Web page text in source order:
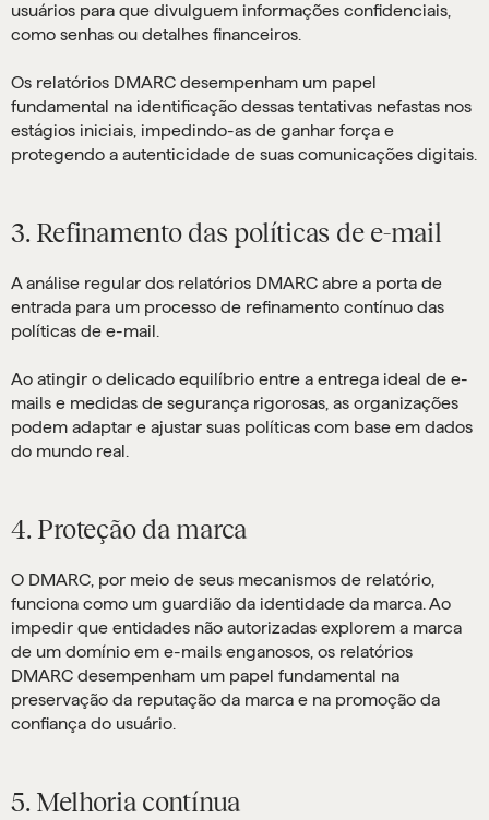
usuários para que divulguem informações confidenciais,
como senhas ou detalhes financeiros.
Os relatórios DMARC desempenham um papel
fundamental na identificação dessas tentativas nefastas nos
estágios iniciais, impedindo-as de ganhar força e
protegendo a autenticidade de suas comunicações digitais.
3. Refinamento das políticas de e-mail
A análise regular dos relatórios DMARC abre a porta de
entrada para um processo de refinamento contínuo das
políticas de e-mail.
Ao atingir o delicado equilíbrio entre a entrega ideal de e-
mails e medidas de segurança rigorosas, as organizações
podem adaptar e ajustar suas políticas com base em dados
do mundo real.
4. Proteção da marca
O DMARC, por meio de seus mecanismos de relatório,
funciona como um guardião da identidade da marca. Ao
impedir que entidades não autorizadas explorem a marca
de um domínio em e-mails enganosos, os relatórios
DMARC desempenham um papel fundamental na
preservação da reputação da marca e na promoção da
confiança do usuário.
5. Melhoria contínua